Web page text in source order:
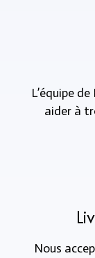
L’équipe
aider à
Nous